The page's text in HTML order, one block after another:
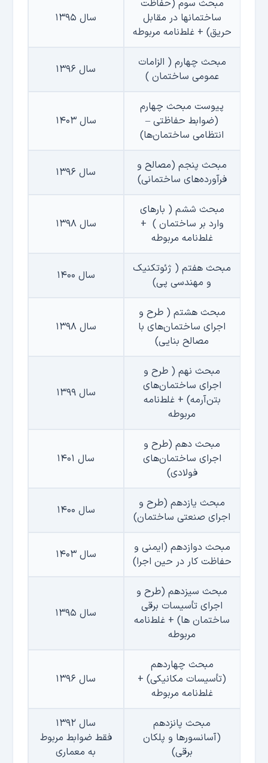
مبحث سوم (حفاظت
ساختمانها در مقابل
حریق) +غلط‌نامه مربوطه
سال ۱۳۹۵
مبحث چهارم ( الزامات
عمومی ساختمان )
سال ۱۳۹۶
پیوست مبحث چهارم
(ضوابط حفاظتی –
انتظامی ساختمان‌ها)
سال ۱۴۰۳
مبحث پنجم (مصالح و
فرآورده‌های ساختمانی)
سال ۱۳۹۶
مبحث ششم ( بارهای
وارد بر ساختمان ) +
غلط‌نامه مربوطه
سال ۱۳۹۸
مبحث هفتم ( ژئوتکنیک
و مهندسی پی)
سال ۱۴۰۰
مبحث هشتم ( طرح و
اجرای ساختمان‌های با
مصالح بنایی)
سال ۱۳۹۸
مبحث نهم ( طرح و
اجرای ساختمان‌های
بتن‌آرمه) +غلط‌نامه
مربوطه
سال ۱۳۹۹
مبحث دهم (طرح و
اجرای ساختمان‌های
فولادی)
سال ۱۴۰۱
مبحث یازدهم (طرح و
اجرای صنعتی ساختمان)
سال ۱۴۰۰
مبحث دوازدهم (ایمنی و
حفاظت كار در حین اجرا)
سال ۱۴۰۳
مبحث سیزدهم (طرح و
اجرای تأسیسات برقی
ساختمان ها) + غلط‌نامه
مربوطه
سال ۱۳۹۵
مبحث چهاردهم
(تأسیسات مکانیکی) +
غلط‌نامه مربوطه
سال ۱۳۹۶
مبحث پانزدهم
(آسانسورها و پلکان
برقی)
سال ۱۳۹۲
فقط ضوابط مربوط
به معماری